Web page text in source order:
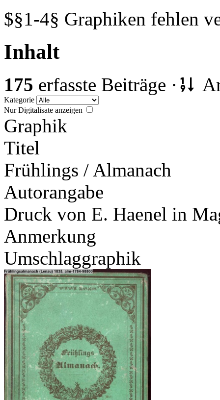
$§1-4§ Graphiken fehlen
Inhalt
175 erfasste Beiträge ·
Kategorie
Nur Digitalisate anzeigen
Graphik
Titel
Frühlings / Almanach
Autorangabe
Druck von E. Haenel in
Anmerkung
Umschlaggraphik